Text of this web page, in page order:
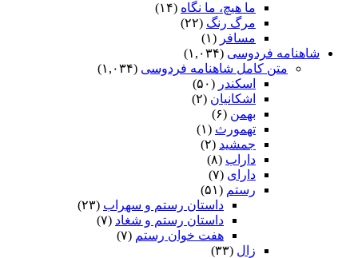
ما هیچ، ما نگاه (۱۴)
مرگ رنگ (۲۲)
مسافر (۱)
شاهنامه فردوسی (۱,۰۳۴)
متن کامل شاهنامه فردوسی (۱,۰۳۴)
اسکندر (۵۰)
اشکانیان (۲)
بهمن (۶)
تهمورث (۱)
جمشید (۲)
داراب (۸)
دارای (۷)
رستم (۵۱)
داستان رستم و سهراب (۲۳)
داستان رستم و شغاد (۷)
هفت خوان رستم‏ (۷)
زال (۳۳)